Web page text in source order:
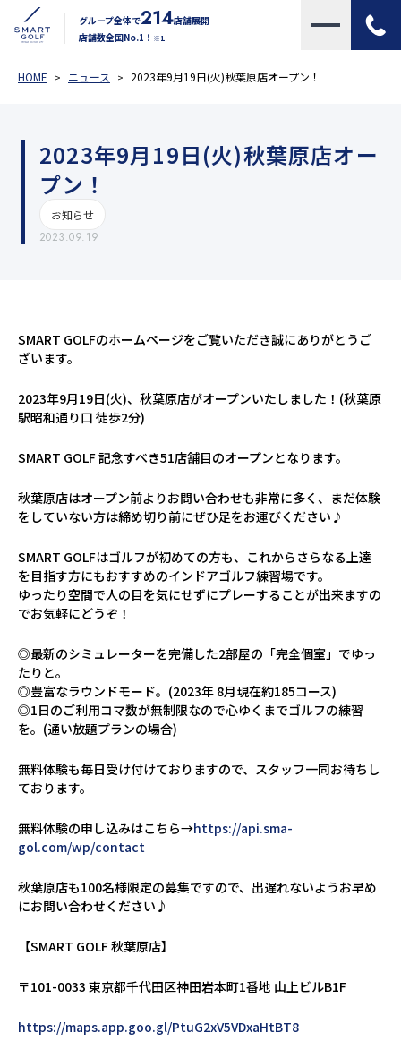
グループ全体で214店舗展開
店舗数全国No.1！ ※1
HOME ニュース 2023年9月19日(火)秋葉原店オープン！
2023年9月19日(火)秋葉原店オー
プン！
お知らせ
2023.09.19
SMART GOLFのホームページをご覧いただき誠にありがとうご
ざいます。
2023年9月19日(火)、秋葉原店がオープンいたしました！(秋葉原
駅昭和通り口 徒歩2分)
SMART GOLF 記念すべき51店舗目のオープンとなります。
秋葉原店はオープン前よりお問い合わせも非常に多く、まだ体験
をしていない方は締め切り前にぜひ足をお運びください♪
SMART GOLFはゴルフが初めての方も、これからさらなる上達
を目指す方にもおすすめのインドアゴルフ練習場です。
ゆったり空間で人の目を気にせずにプレーすることが出来ますの
でお気軽にどうぞ！
◎最新のシミュレーターを完備した2部屋の「完全個室」でゆっ
たりと。
◎豊富なラウンドモード。(2023年 8月現在約185コース)
◎1日のご利用コマ数が無制限なので心ゆくまでゴルフの練習
を。(通い放題プランの場合)
無料体験も毎日受け付けておりますので、スタッフ一同お待ちし
ております。
無料体験の申し込みはこちら→https://api.sma-
gol.com/wp/contact
秋葉原店も100名様限定の募集ですので、出遅れないようお早め
にお問い合わせください♪
【SMART GOLF 秋葉原店】
〒101-0033 東京都千代田区神田岩本町1番地 山上ビルB1F
https://maps.app.goo.gl/PtuG2xV5VDxaHtBT8